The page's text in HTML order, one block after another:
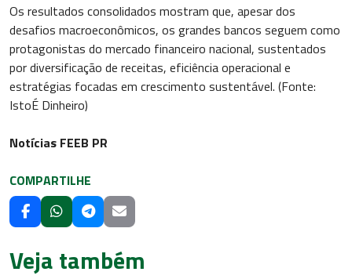
Os resultados consolidados mostram que, apesar dos
desafios macroeconômicos, os grandes bancos seguem como
protagonistas do mercado financeiro nacional, sustentados
por diversificação de receitas, eficiência operacional e
estratégias focadas em crescimento sustentável. (Fonte:
IstoÉ Dinheiro)
Notícias FEEB PR
COMPARTILHE
Veja também